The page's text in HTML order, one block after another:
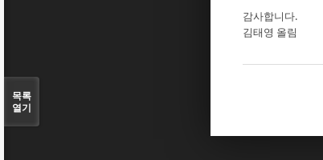
감사합니다.
김태영 올림
목록
열기